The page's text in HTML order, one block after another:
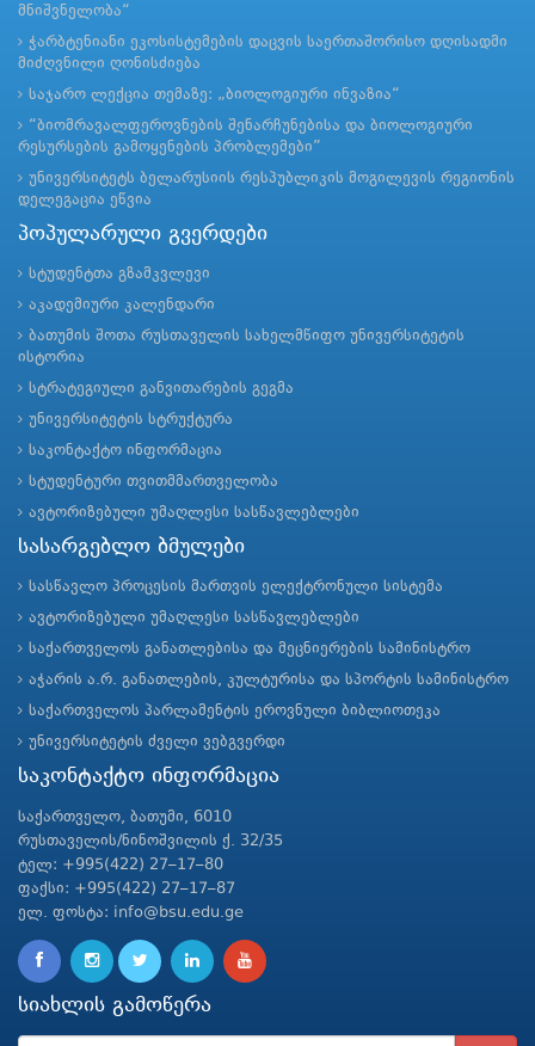
მნიშვნელობა“
ჭარბტენიანი ეკოსისტემების დაცვის საერთაშორისო დღისადმი
მიძღვნილი ღონისძიება
საჯარო ლექცია თემაზე: „ბიოლოგიური ინვაზია“
“ბიომრავალფეროვნების შენარჩუნებისა და ბიოლოგიური
რესურსების გამოყენების პრობლემები”
უნივერსიტეტს ბელარუსიის რესპუბლიკის მოგილევის რეგიონის
დელეგაცია ეწვია
პოპულარული გვერდები
სტუდენტთა გზამკვლევი
აკადემიური კალენდარი
ბათუმის შოთა რუსთაველის სახელმწიფო უნივერსიტეტის
ისტორია
სტრატეგიული განვითარების გეგმა
უნივერსიტეტის სტრუქტურა
საკონტაქტო ინფორმაცია
სტუდენტური თვითმმართველობა
ავტორიზებული უმაღლესი სასწავლებლები
სასარგებლო ბმულები
სასწავლო პროცესის მართვის ელექტრონული სისტემა
ავტორიზებული უმაღლესი სასწავლებლები
საქართველოს განათლებისა და მეცნიერების სამინისტრო
აჭარის ა.რ. განათლების, კულტურისა და სპორტის სამინისტრო
საქართველოს პარლამენტის ეროვნული ბიბლიოთეკა
უნივერსიტეტის ძველი ვებგვერდი
საკონტაქტო ინფორმაცია
საქართველო, ბათუმი, 6010
რუსთაველის/ნინოშვილის ქ. 32/35
ტელ: +995(422) 27–17–80
ფაქსი: +995(422) 27–17–87
ელ. ფოსტა: info@bsu.edu.ge
სიახლის გამოწერა